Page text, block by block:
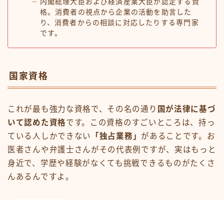
格。消費者の視点から企業の活動を助言した
り、消費者からの相談に対応したりする専門家
です。
国家資格
これが最も強力な資格で、その名の通り 国が法律に基づ
いて認めた資格です。この資格のすごいところは、持っ
ている人しかできない
「独占業務」 があることです。お
医者さんや弁護士さんがその代表例ですが、実はもっと
身近で、学歴や経験がなくても挑戦できるものがたくさ
んあるんですよ。